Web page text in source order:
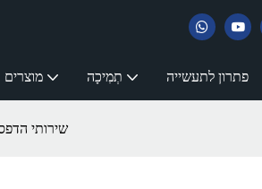
מוצרים תְמִיכָה פתרון לתעשייה
שירותי